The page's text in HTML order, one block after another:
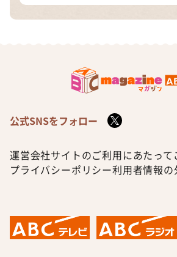
公式SNSをフォロー
運営会社サイトのご利用にあたって
プライバシーポリシー利用者情報の